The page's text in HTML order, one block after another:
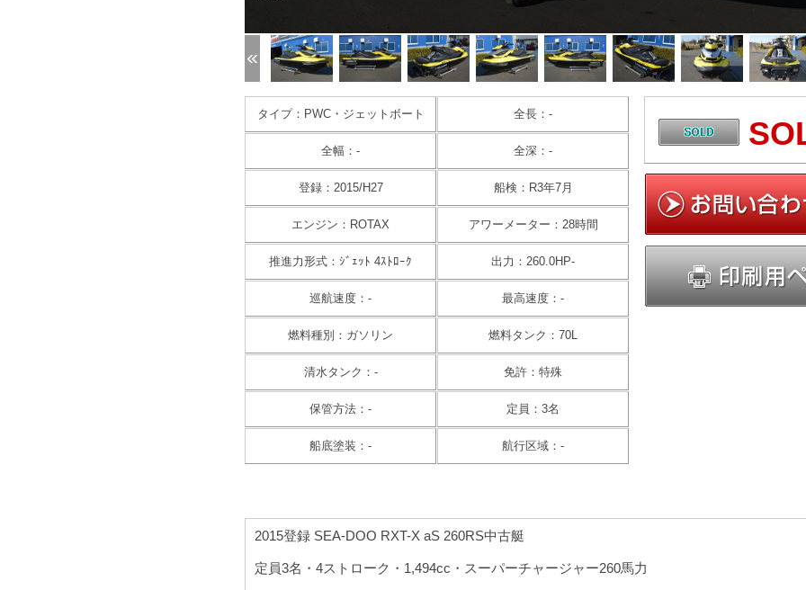
タイプ：PWC・ジェットボート 全長：-
全幅：- 全深：-
登録：2015/H27 船検：R3年7月
エンジン：ROTAX アワーメーター：28時間
推進力形式：ｼﾞｪｯﾄ 4ｽﾄﾛｰｸ 出力：260.0HP-
巡航速度：- 最高速度：-
燃料種別：ガソリン 燃料タンク：70L
清水タンク：- 免許：特殊
保管方法：- 定員：3名
船底塗装：- 航行区域：-
2015登録 SEA-DOO RXT-X aS 260RS中古艇
定員3名・4ストローク・1,494cc・スーパーチャージャー260馬力